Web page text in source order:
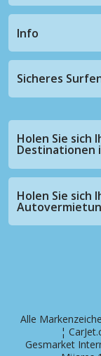
Info
Sicheres
Holen Sie sich
Destinationen
Holen Sie sich
Alle
¦
Gesmarket